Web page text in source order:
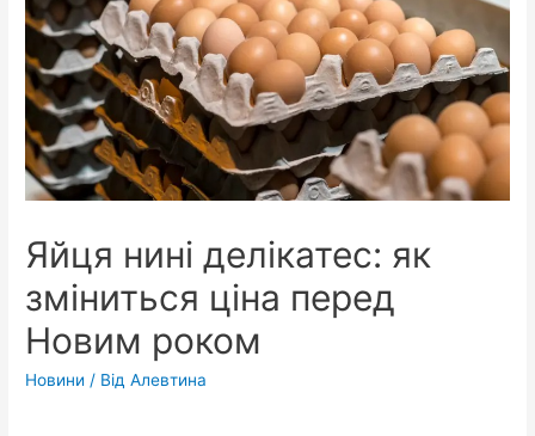
Яйця нині делікатес: як
зміниться ціна перед
Новим роком
Новини / ВідАлевтина